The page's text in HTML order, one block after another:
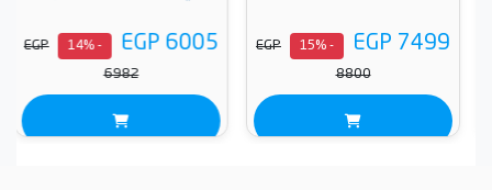
EGP 7499
EGP
8800
EGP 6005
EGP
6982